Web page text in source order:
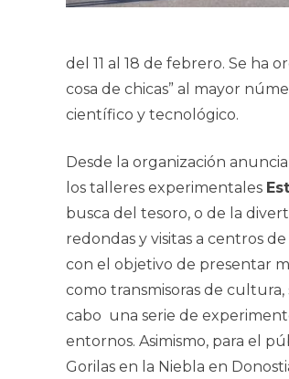
del 11 al 18 de febrero. Se ha
cosa de chicas” al mayor
científico y tecnológico.
Desde la organización
los talleres experimentales
busca del tesoro, o de la
redondas y visitas a centros
con el objetivo de presentar
como transmisoras de
cabo una serie de
entornos. Asimismo, para el
Gorilas en la Niebla en